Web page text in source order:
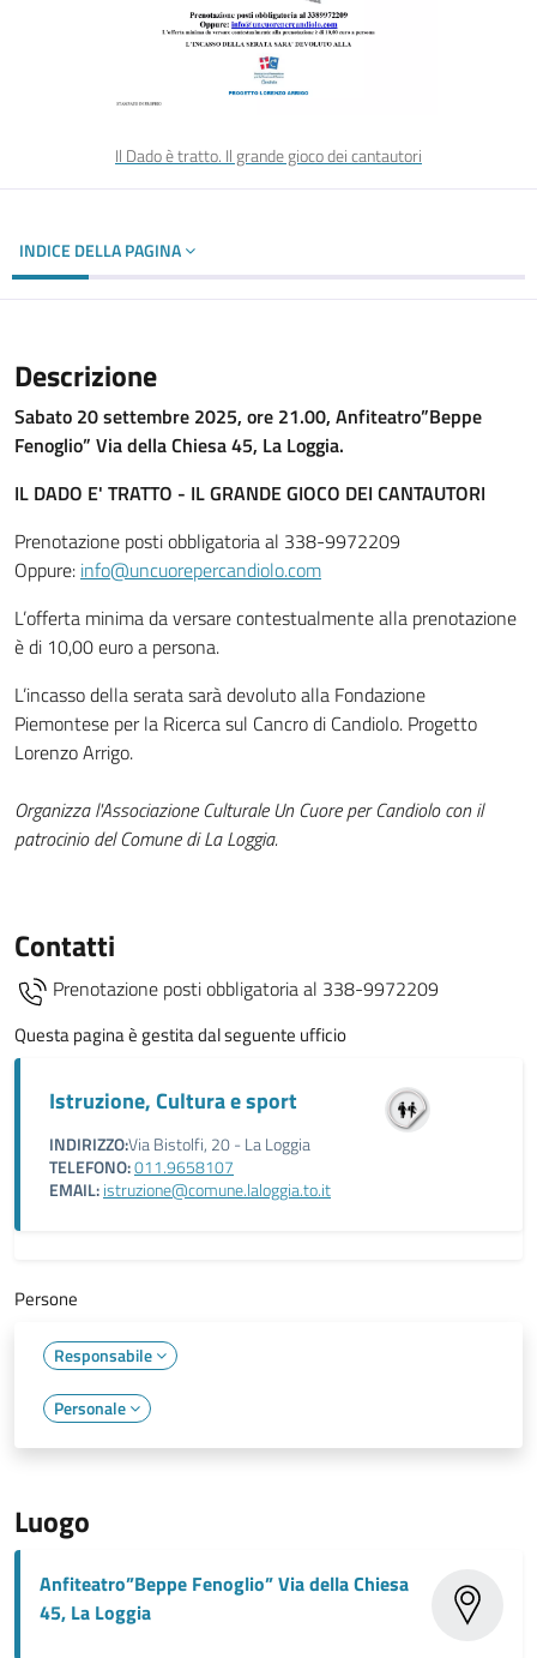
Il Dado è tratto. Il grande gioco dei cantautori
INDICE DELLA PAGINA
Descrizione
Sabato 20 settembre 2025, ore 21.00, Anfiteatro”Beppe
Fenoglio” Via della Chiesa 45, La Loggia.
IL DADO E' TRATTO - IL GRANDE GIOCO DEI CANTAUTORI
Prenotazione posti obbligatoria al 338-9972209
Oppure: info@uncuorepercandiolo.com
L’offerta minima da versare contestualmente alla prenotazione
è di 10,00 euro a persona.
L’incasso della serata sarà devoluto alla Fondazione
Piemontese per la Ricerca sul Cancro di Candiolo. Progetto
Lorenzo Arrigo.
Organizza l'Associazione Culturale Un Cuore per Candiolo con il
patrocinio del Comune di La Loggia.
Contatti
Prenotazione posti obbligatoria al 338-9972209
Questa pagina è gestita dal seguente ufficio
Istruzione, Cultura e sport
INDIRIZZO:Via Bistolfi, 20 - La Loggia
TELEFONO:011.9658107
EMAIL:istruzione@comune.laloggia.to.it
Persone
Responsabile
Personale
Luogo
Anfiteatro”Beppe Fenoglio” Via della Chiesa
45, La Loggia